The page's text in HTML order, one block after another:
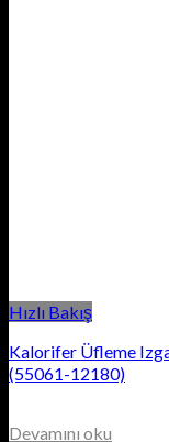
Hızlı Bakış
Kalorifer Üfleme
(55061-12180)
Devamını oku